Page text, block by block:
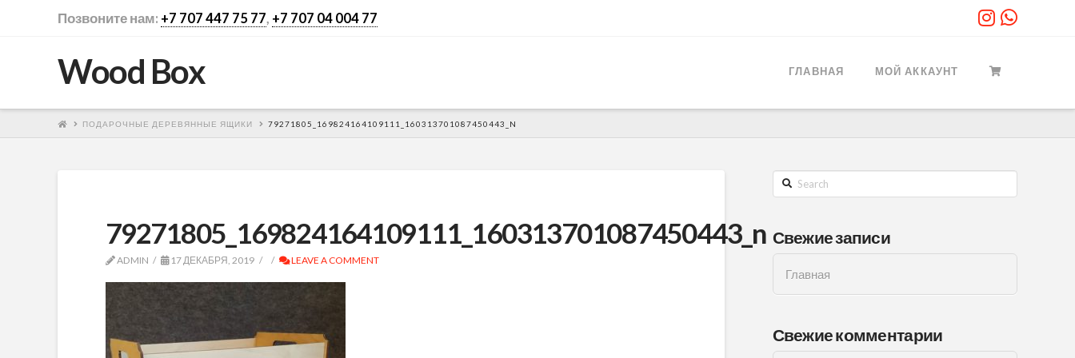
Позвоните нам: +7 707 447 75 77, +7 707 04 004 77
Wood Box ГЛАВНАЯ МОЙ АККАУНТ
ПОДАРОЧНЫЕ ДЕРЕВЯННЫЕ ЯЩИКИ 79271805_169824164109111_160313701087450443_N
79271805_169824164109111_160313701087450443_n
ADMIN 17 ДЕКАБРЯ, 2019 LEAVE A COMMENT
Search
Свежие записи
Главная
Свежие комментарии